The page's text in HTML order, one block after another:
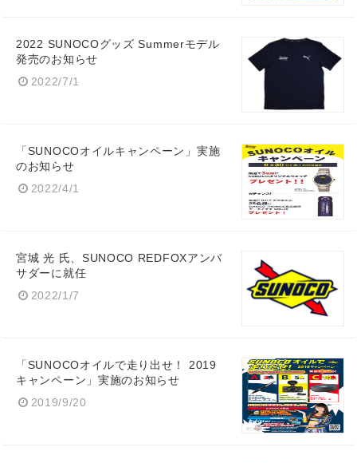
2022 SUNOCOグッズ Summerモデル
発売のお知らせ
2022/7/1
「SUNOCOオイルキャンペーン」実施
のお知らせ
2022/4/1
宮城 光 氏、SUNOCO REDFOXアンバ
サダーに就任
2022/1/7
「SUNOCOオイルで走り出せ！ 2019
キャンペーン」実施のお知らせ
2019/9/20